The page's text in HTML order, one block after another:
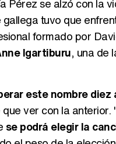
Pérez se alzó con la
tuvo que
formado por
Igartiburu, una de
este nombre diez
ver con la
se podrá elegir la